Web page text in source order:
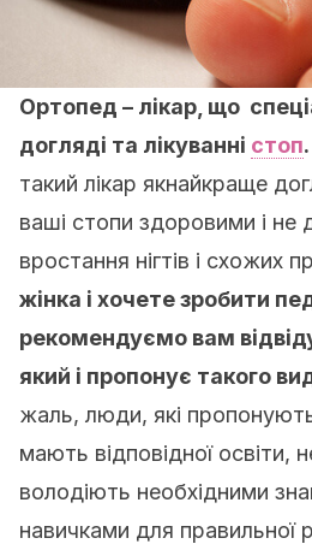
Ортопед – лікар, що
догляді та лікуванні стоп.
такий лікар якнайкраще
ваші стопи здоровими і не
вростання нігтів і схожих
жінка і хочете зробити
рекомендуємо вам
який і пропонує такого
жаль, люди, які
мають відповідної освіти,
володіють необхідними
навичками для правильної